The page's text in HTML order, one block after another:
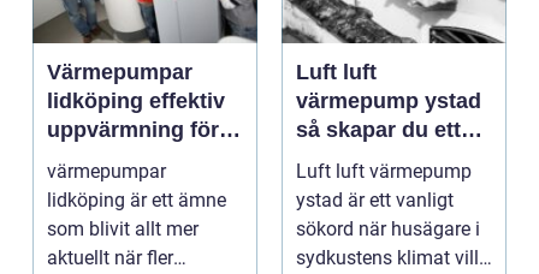
Värmepumpar
lidköping effektiv
uppvärmning för
hus och
fastigheter
värmepumpar
lidköping är ett ämne
som blivit allt mer
aktuellt när fler
Luft luft
värmepump ystad
så skapar du ett
behagligt
inomhusklimat
Året om
Luft luft värmepump
ystad är ett vanligt
sökord när husägare i
sydkustens klimat vill